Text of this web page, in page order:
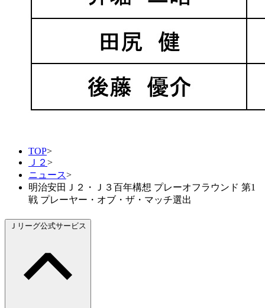
TOP>
Ｊ２ >
ニュース>
明治安田Ｊ２・Ｊ３百年構想 プレーオフラウンド 第1
戦 プレーヤー・オブ・ザ・マッチ選出
Ｊリーグ公式サービス